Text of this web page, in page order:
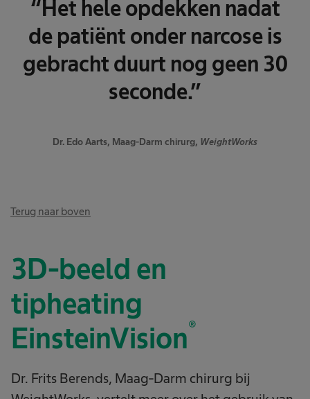
“Het hele opdekken nadat
de patiënt onder narcose is
gebracht duurt nog geen 30
seconde.”
Dr. Edo Aarts, Maag-Darm chirurg, WeightWorks
Terug naar boven
3D-beeld en
tipheating
EinsteinVision®
Dr. Frits Berends, Maag-Darm chirurg bij